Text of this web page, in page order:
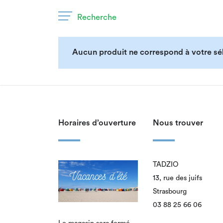
Recherche
Aucun produit ne correspond à votre
Horaires d’ouverture Nous trouver
TADZIO
13, rue des juifs
Strasbourg
03 88 25 66 06